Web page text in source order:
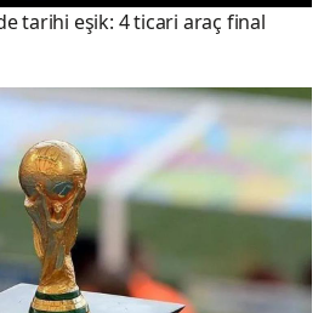
tarihi eşik: 4 ticari araç final